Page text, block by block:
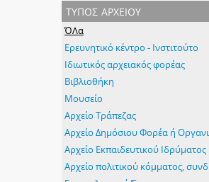
τύπος αρχείου
ΌΛα
Ερευνητικό κέντρο - Ινστιτούτο
Ιδιωτικός αρχειακός φορέας
Βιβλιοθήκη
Μουσείο
Αρχείο Τράπεζας
Αρχείο Εκπαιδευτικού Ιδρύματος